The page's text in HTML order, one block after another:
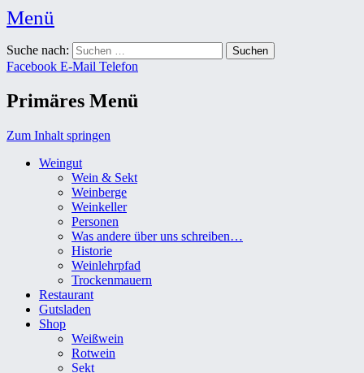
Menü
Weingut Karl Friedrich Aust
Das Weingut im Herzen der Radebeuler Oberlößnitz
Suche nach:
Facebook E-Mail Telefon
Primäres Menü
Zum Inhalt springen
Weingut
Wein & Sekt
Weinberge
Weinkeller
Personen
Was andere über uns schreiben…
Historie
Weinlehrpfad
Trockenmauern
Restaurant
Gutsladen
Shop
Weißwein
Rotwein
Sekt